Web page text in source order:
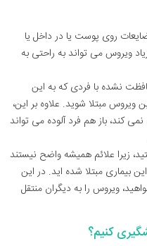
روی پوست یا در داخل یا
ویروس می تواند به راحتی به
نشده با فردی که به این
ویروس مبتلا شوید. علاوه بر این،
کند، باز هم فرد آلوده می تواند
زیرا علائم همیشه واضح نیستند
بیماری مبتلا شده اید. در این
ویروس را به دیگران منتقل
کنیم؟